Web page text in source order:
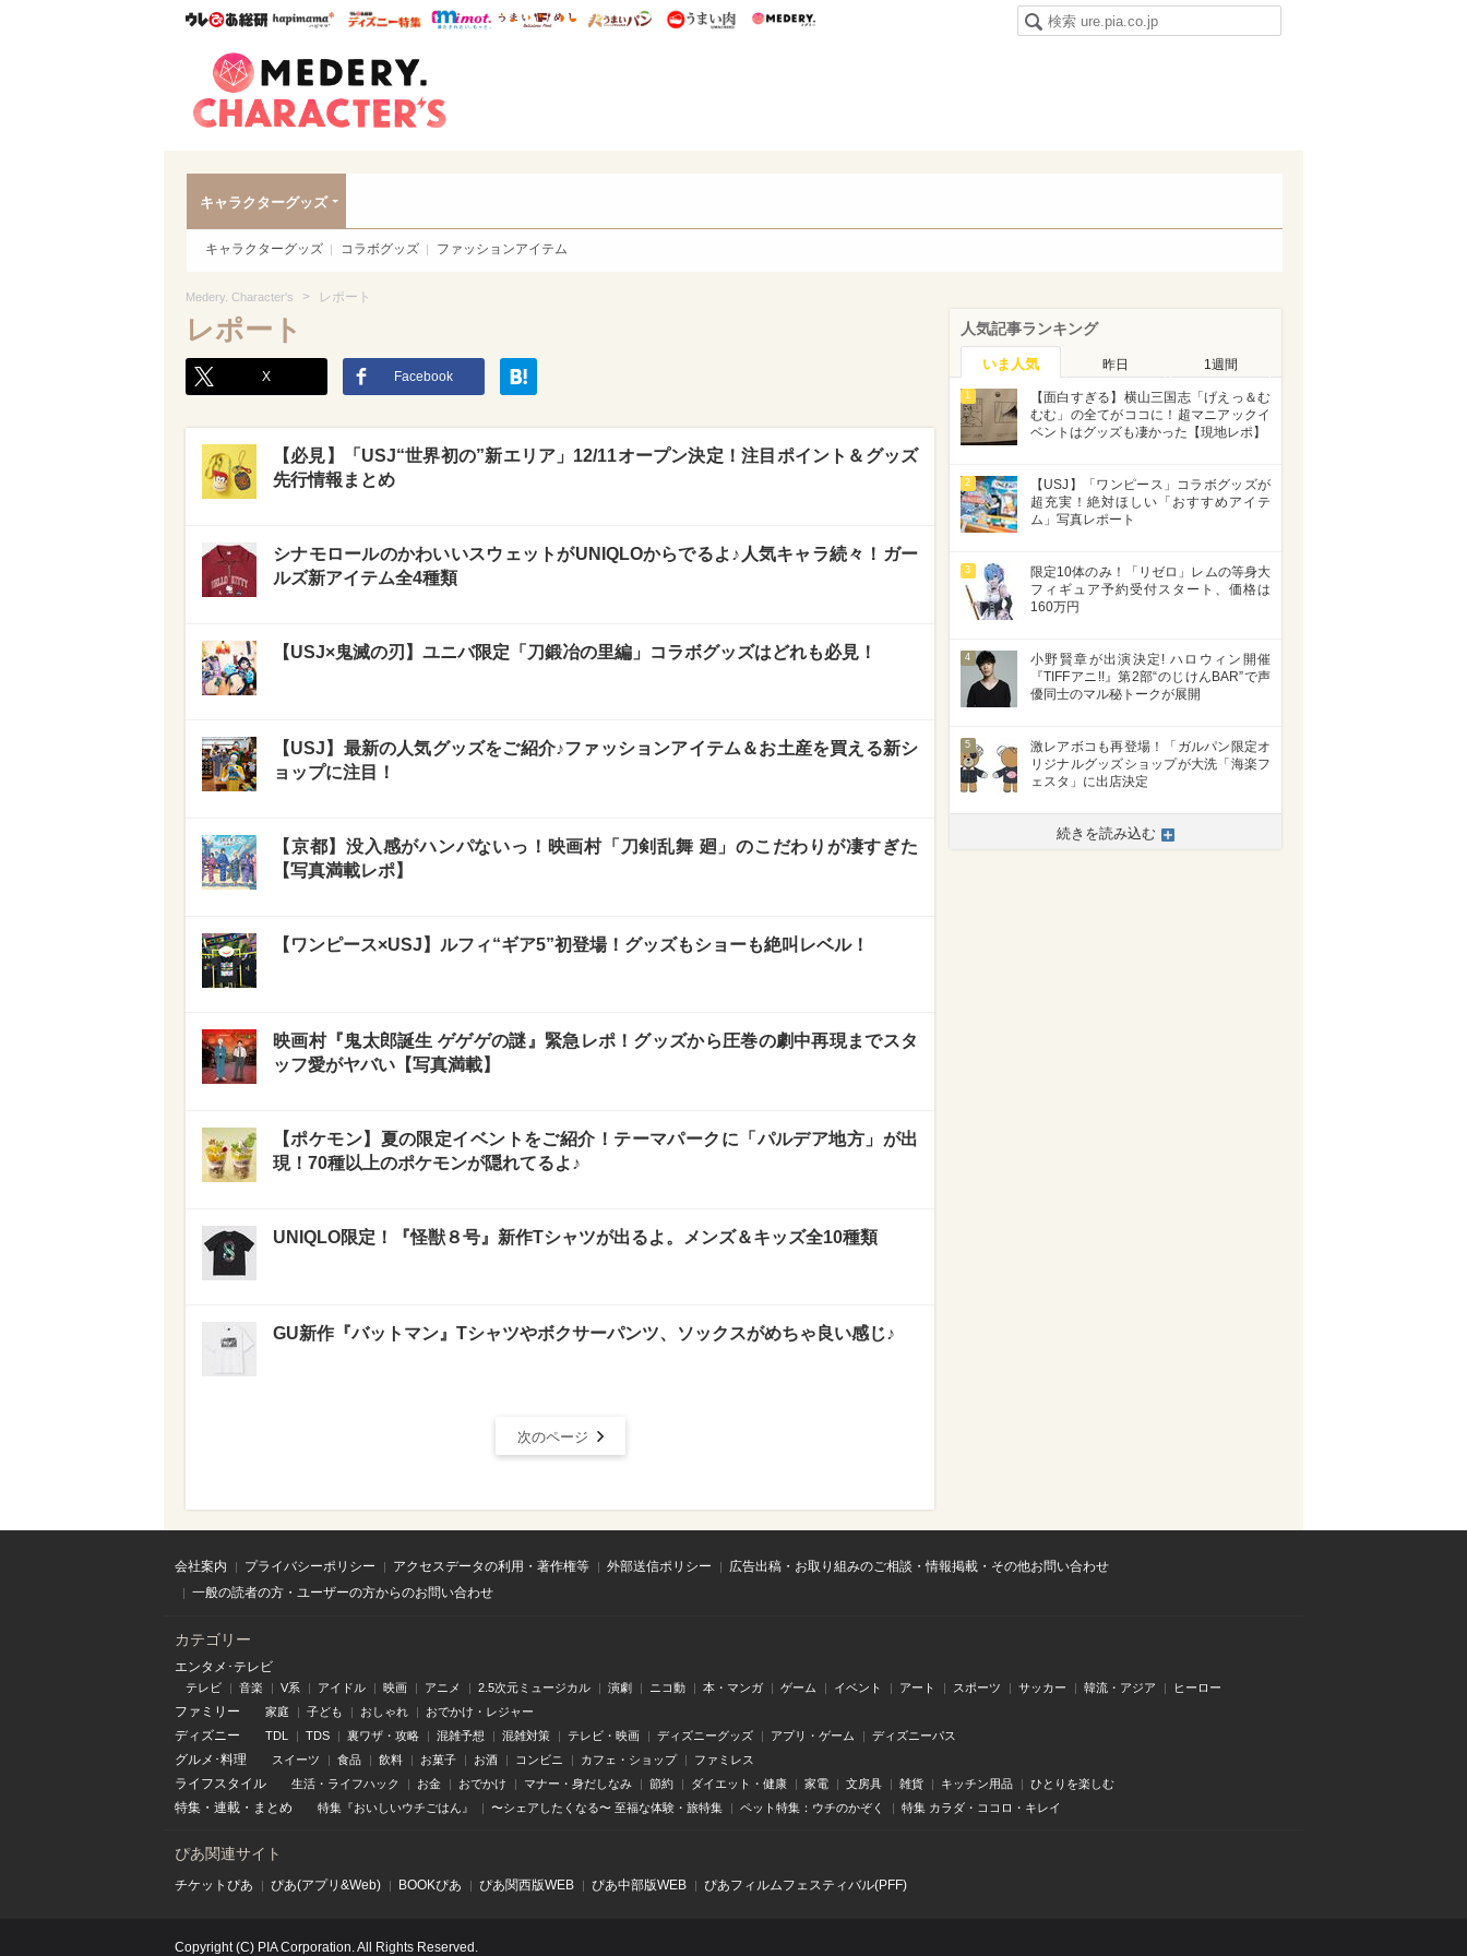
ウレぴあ総研ハピママ* ウレぴあ総研 ディズニー特集
mimot. うまいめし うまいパン うまい肉
キャラクターグッズ
キャラクターグッズ コラボグッズ ファッションアイテム
Medery. Character's > レポート
レポート
X Facebook
【必見】「USJ“世界初の”新エリア」12/11オープン決定！注目ポイント＆グッズ
先行情報まとめ
シナモロールのかわいいスウェットがUNIQLOからでるよ♪人気キャラ続々！ガー
ルズ新アイテム全4種類
【USJ×鬼滅の刃】ユニバ限定「刀鍛冶の里編」コラボグッズはどれも必見！
【USJ】最新の人気グッズをご紹介♪ファッションアイテム＆お土産を買える新シ
ョップに注目！
【京都】没入感がハンパないっ！映画村「刀剣乱舞 廻」のこだわりが凄すぎた
【写真満載レポ】
【ワンピース×USJ】ルフィ“ギア5”初登場！グッズもショーも絶叫レベル！
映画村『鬼太郎誕生 ゲゲゲの謎』緊急レポ！グッズから圧巻の劇中再現までスタ
ッフ愛がヤバい【写真満載】
【ポケモン】夏の限定イベントをご紹介！テーマパークに「パルデア地方」が出
現！70種以上のポケモンが隠れてるよ♪
UNIQLO限定！『怪獣８号』新作Tシャツが出るよ。メンズ＆キッズ全10種類
GU新作『バットマン』Tシャツやボクサーパンツ、ソックスがめちゃ良い感じ♪
次のページ
人気記事ランキング
いま人気 昨日 1週間
1
【面白すぎる】横山三国志「げえっ＆む
むむ」の全てがココに！超マニアックイ
ベントはグッズも凄かった【現地レポ】
2
【USJ】「ワンピース」コラボグッズが
超充実！絶対ほしい「おすすめアイテ
ム」写真レポート
3
限定10体のみ！「リゼロ」レムの等身大
フィギュア予約受付スタート、価格は
160万円
4
小野賢章が出演決定! ハロウィン開催
『TIFFアニ!!』第2部“のじけんBAR”で声
優同士のマル秘トークが展開
5
激レアボコも再登場！「ガルパン限定オ
リジナルグッズショップが大洗「海楽フ
ェスタ」に出店決定
続きを読み込む
会社案内 プライバシーポリシー アクセスデータの利用・著作権等 外部送信ポリシー
広告出稿・お取り組みのご相談・情報掲載・その他お問い合わせ
一般の読者の方・ユーザーの方からのお問い合わせ
カテゴリー
エンタメ･テレビ
テレビ 音楽 V系 アイドル 映画 アニメ 2.5次元ミュージカル 演劇 ニコ動 本・マンガ ゲーム イベント アート スポーツ サッカー 韓流・アジア ヒーロー
ファミリー 家庭 子ども おしゃれ おでかけ・レジャー
ディズニー TDL TDS 裏ワザ・攻略 混雑予想 混雑対策 テレビ・映画 ディズニーグッズ アプリ・ゲーム ディズニーパス
グルメ･料理 スイーツ 食品 飲料 お菓子 お酒 コンビニ カフェ・ショップ ファミレス
ライフスタイル 生活・ライフハック お金 おでかけ マナー・身だしなみ 節約 ダイエット・健康 家電 文房具 雑貨 キッチン用品 ひとりを楽しむ
特集 ・ 連載 ・ まとめ 特集『おいしいウチごはん』 〜シェアしたくなる〜 至福な体験・旅特集 ペット特集：ウチのかぞく 特集 カラダ・ココロ・キレイ
ぴあ関連サイト
チケットぴあ ぴあ(アプリ&Web) BOOKぴあ ぴあ関⻄版WEB ぴあ中部版WEB ぴあフィルムフェスティバル(PFF)
Copyright (C) PIA Corporation. All Rights Reserved.